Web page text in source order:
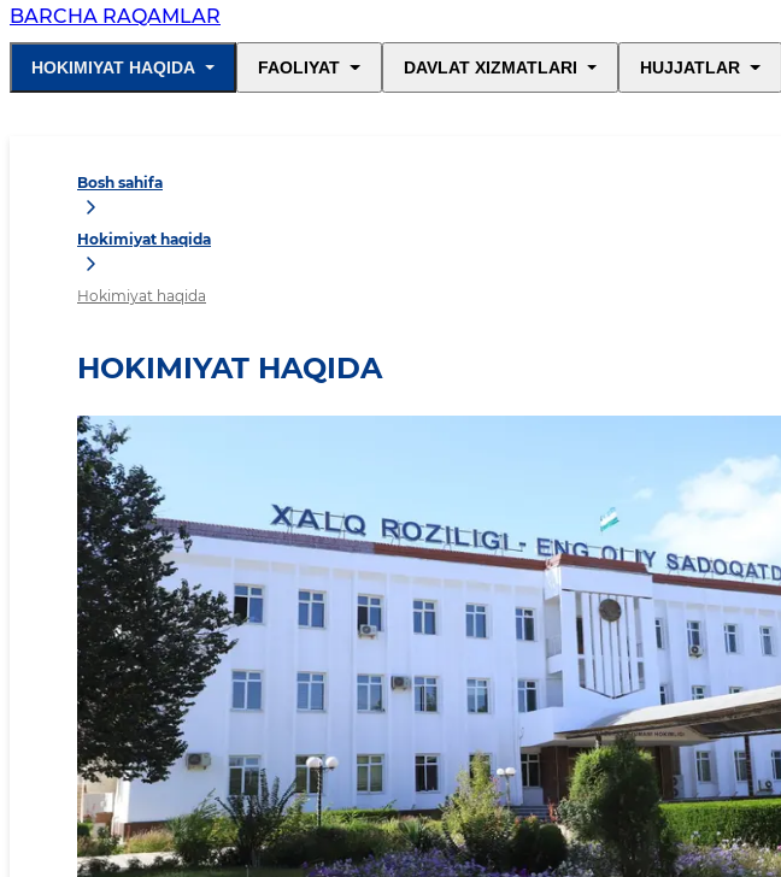
BARCHA RAQAMLAR
HOKIMIYAT HAQIDA FAOLIYAT DAVLAT XIZMATLARI HUJJATLAR
Bosh sahifa
Hokimiyat haqida
Hokimiyat haqida
HOKIMIYAT HAQIDA